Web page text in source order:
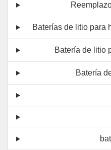
Baterías de litio para
Batería de litio
Batería